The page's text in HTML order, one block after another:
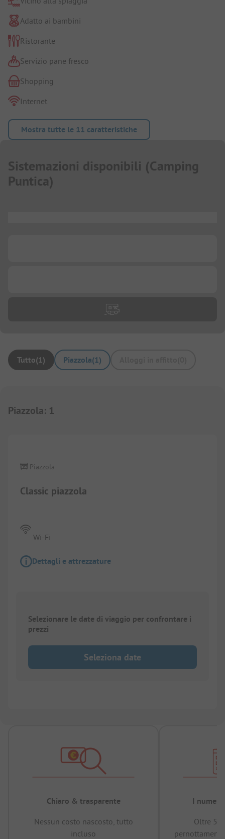
Adatto ai bambini
Ristorante
Servizio pane fresco
Shopping
Internet
Mostra tutte le 11 caratteristiche
Sistemazioni disponibili (Camping
Puntica)
Tutto(1) Piazzola(1)
Piazzola: 1
Classic piazzola
Piazzola
Wi-Fi
Dettagli e attrezzature
Selezionare le date di viaggio per confrontare i
prezzi
Seleziona date
Chiaro & trasparente
Nessun costo nascosto, tutto
incluso
I numeri
Oltre